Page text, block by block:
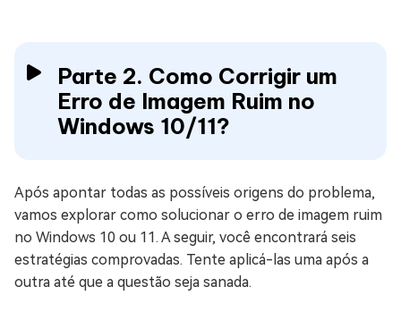
Parte 2. Como Corrigir um
Erro de Imagem Ruim no
Windows 10/11?
Após apontar todas as possíveis origens do problema,
vamos explorar como solucionar o erro de imagem ruim
no Windows 10 ou 11. A seguir, você encontrará seis
estratégias comprovadas. Tente aplicá-las uma após a
outra até que a questão seja sanada.